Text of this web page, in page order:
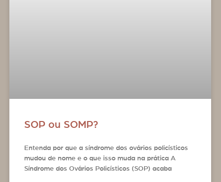
SOP ou SOMP?
Entenda por que a síndrome dos ovários policísticos
mudou de nome e o que isso muda na prática A
Síndrome dos Ovários Policísticos (SOP) acaba